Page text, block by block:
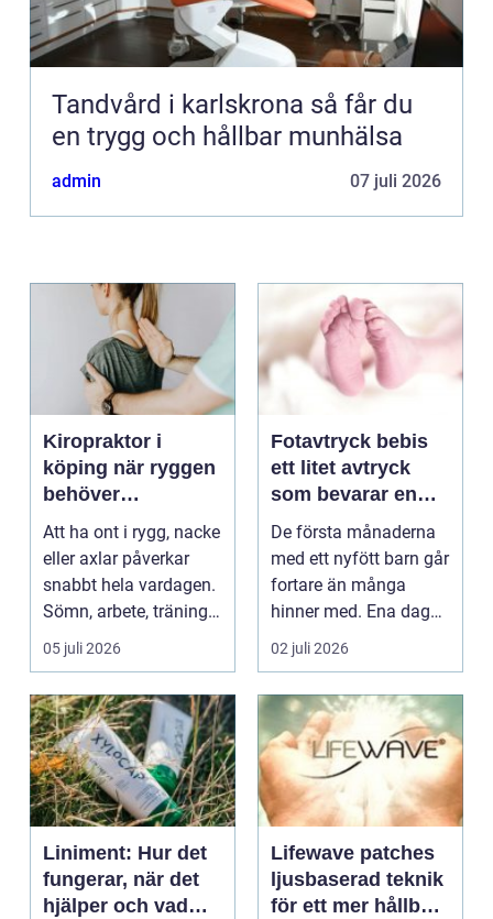
Tandvård i karlskrona så får du
en trygg och hållbar munhälsa
admin 07 juli 2026
Kiropraktor i
köping när ryggen
behöver
professionell hjälp
Att ha ont i rygg, nacke
eller axlar påverkar
snabbt hela vardagen.
Sömn, arbete, träning
och humör ...
05 juli 2026
Fotavtryck bebis
ett litet avtryck
som bevarar en
stor stund
De första månaderna
med ett nyfött barn går
fortare än många
hinner med. Ena dagen
ryms hela foten i...
02 juli 2026
Liniment: Hur det
fungerar, när det
hjälper och vad
Lifewave patches
ljusbaserad teknik
för ett mer hållbart